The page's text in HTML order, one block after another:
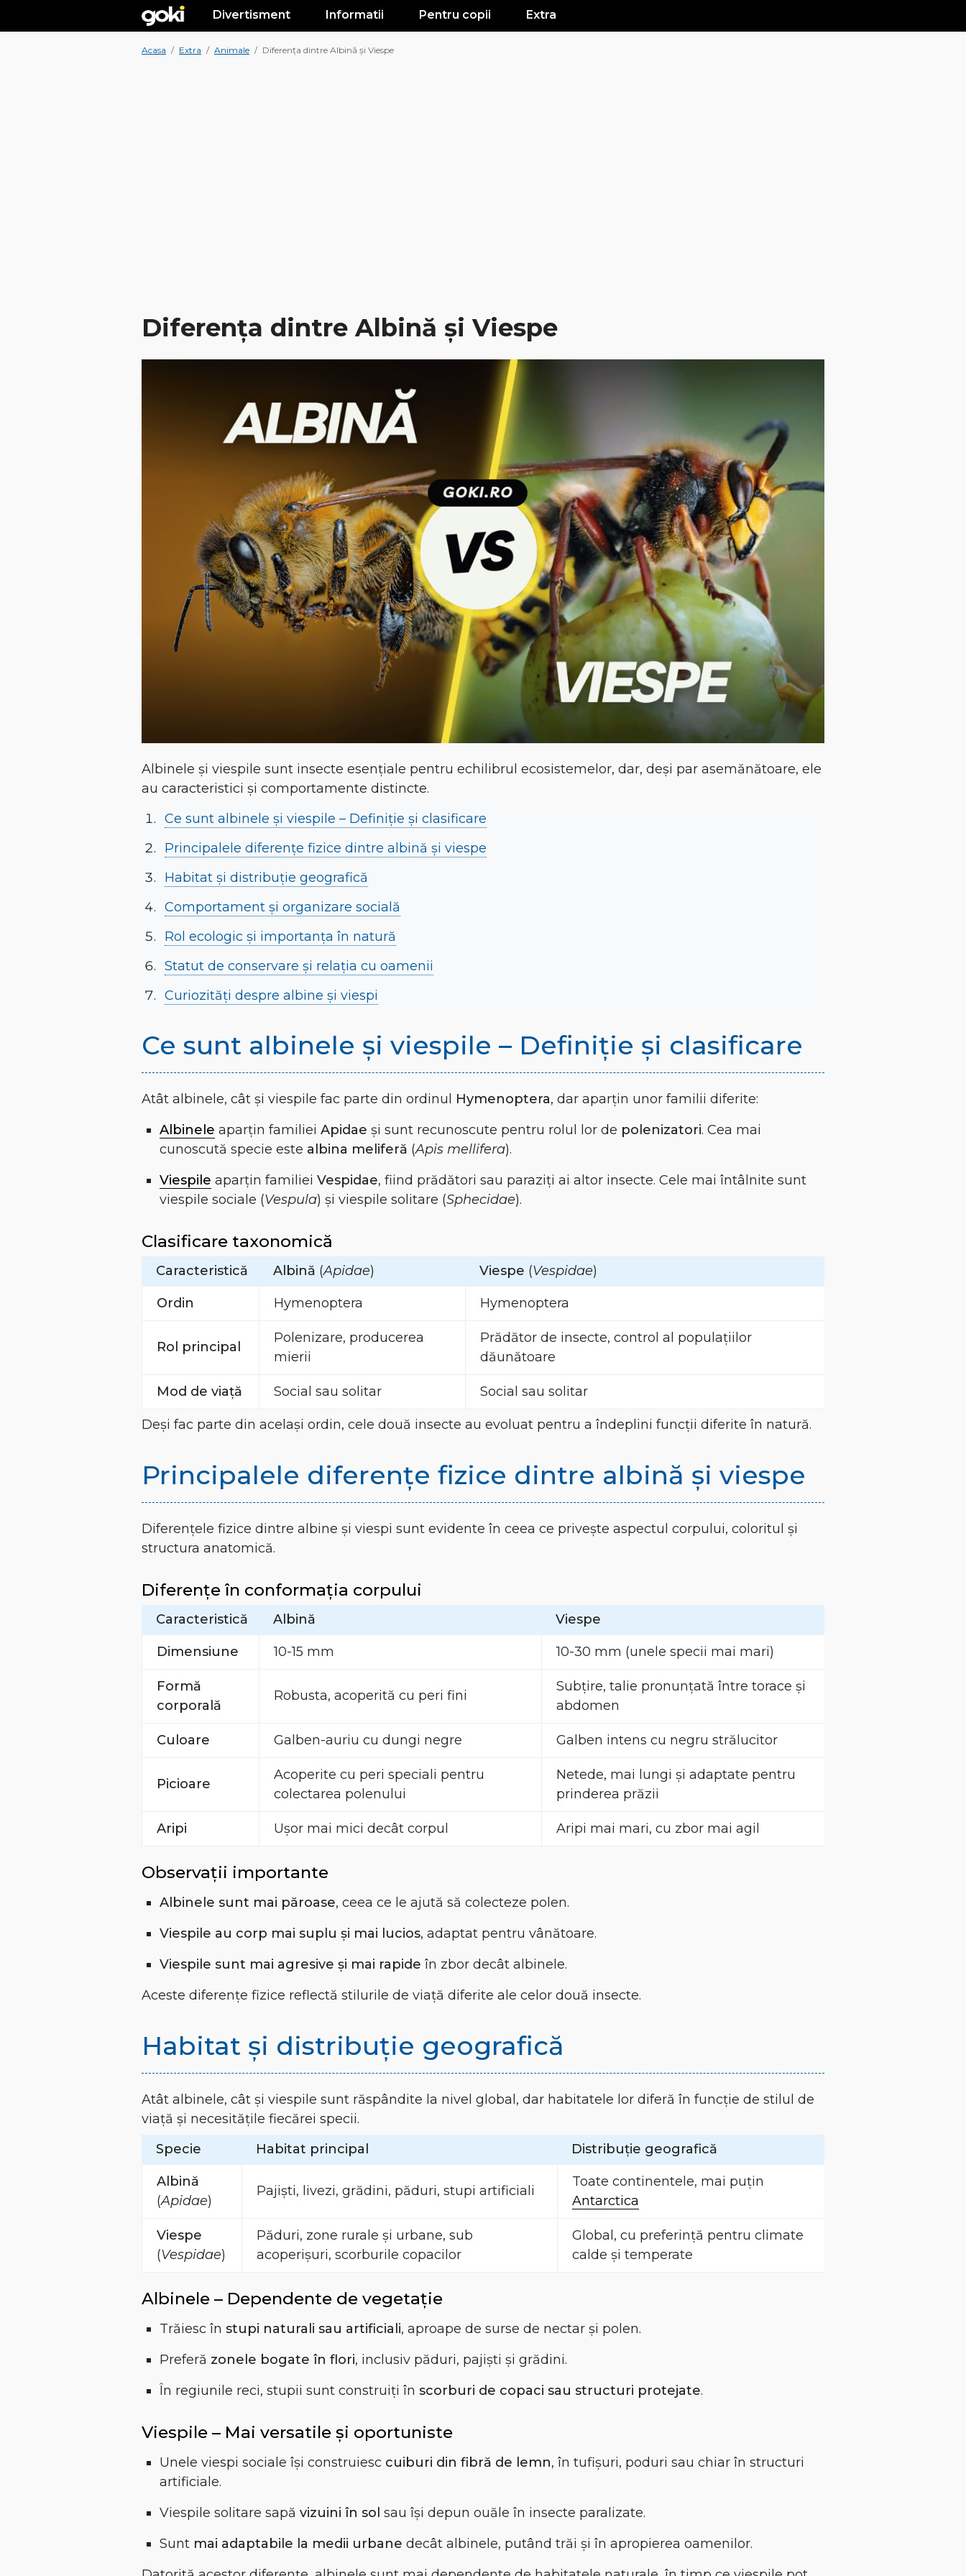
Divertisment Informatii Pentru copii Extra
Acasa / Extra / Animale / Diferența dintre Albină și Viespe
Diferența dintre Albină și Viespe
Albinele și viespile sunt insecte esențiale pentru echilibrul ecosistemelor, dar, deși par asemănătoare, ele
au caracteristici și comportamente distincte.
Ce sunt albinele și viespile – Definiție și clasificare
Principalele diferențe fizice dintre albină și viespe
Habitat și distribuție geografică
Comportament și organizare socială
Rol ecologic și importanța în natură
Statut de conservare și relația cu oamenii
Curiozități despre albine și viespi
Ce sunt albinele și viespile – Definiție și clasificare
Atât albinele, cât și viespile fac parte din ordinul Hymenoptera, dar aparțin unor familii diferite:
Albinele aparțin familiei Apidae și sunt recunoscute pentru rolul lor de polenizatori. Cea mai
cunoscută specie este albina meliferă (Apis mellifera).
Viespile aparțin familiei Vespidae, fiind prădători sau paraziți ai altor insecte. Cele mai întâlnite sunt
viespile sociale (Vespula) și viespile solitare (Sphecidae).
Clasificare taxonomică
Caracteristică Albină (Apidae) Viespe (Vespidae)
Ordin Hymenoptera Hymenoptera
Rol principal
Polenizare, producerea
mierii
Prădător de insecte, control al populațiilor
dăunătoare
Mod de viață Social sau solitar Social sau solitar
Deși fac parte din același ordin, cele două insecte au evoluat pentru a îndeplini funcții diferite în natură.
Principalele diferențe fizice dintre albină și viespe
Diferențele fizice dintre albine și viespi sunt evidente în ceea ce privește aspectul corpului, coloritul și
structura anatomică.
Diferențe în conformația corpului
Caracteristică Albină Viespe
Dimensiune 10-15 mm 10-30 mm (unele specii mai mari)
Formă
corporală
Robusta, acoperită cu peri fini
Subțire, talie pronunțată între torace și
abdomen
Culoare Galben-auriu cu dungi negre Galben intens cu negru strălucitor
Picioare
Acoperite cu peri speciali pentru
colectarea polenului
Netede, mai lungi și adaptate pentru
prinderea prăzii
Aripi Ușor mai mici decât corpul Aripi mai mari, cu zbor mai agil
Observații importante
Albinele sunt mai păroase, ceea ce le ajută să colecteze polen.
Viespile au corp mai suplu și mai lucios, adaptat pentru vânătoare.
Viespile sunt mai agresive și mai rapide în zbor decât albinele.
Aceste diferențe fizice reflectă stilurile de viață diferite ale celor două insecte.
Habitat și distribuție geografică
Atât albinele, cât și viespile sunt răspândite la nivel global, dar habitatele lor diferă în funcție de stilul de
viață și necesitățile fiecărei specii.
Specie
Habitat principal Distribuție geografică
Albină
(Apidae)
Pajiști, livezi, grădini, păduri, stupi artificiali
Toate continentele, mai puțin
Antarctica
Viespe
(Vespidae)
Păduri, zone rurale și urbane, sub
acoperișuri, scorburile copacilor
Global, cu preferință pentru climate
calde și temperate
Albinele – Dependente de vegetație
Trăiesc în stupi naturali sau artificiali, aproape de surse de nectar și polen.
Preferă zonele bogate în flori, inclusiv păduri, pajiști și grădini.
În regiunile reci, stupii sunt construiți în scorburi de copaci sau structuri protejate.
Viespile – Mai versatile și oportuniste
Unele viespi sociale își construiesc cuiburi din fibră de lemn, în tufișuri, poduri sau chiar în structuri
artificiale.
Viespile solitare sapă vizuini în sol sau își depun ouăle în insecte paralizate.
Sunt mai adaptabile la medii urbane decât albinele, putând trăi și în apropierea oamenilor.